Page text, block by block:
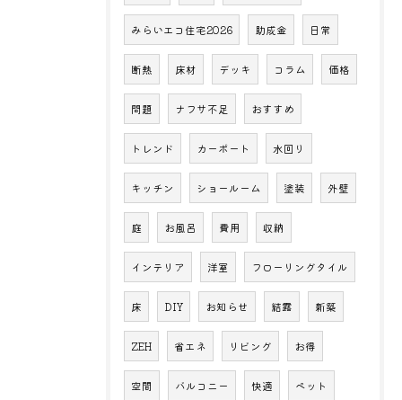
みらいエコ住宅2026 助成金 日常
断熱 床材 デッキ コラム 価格
問題 ナフサ不足 おすすめ
トレンド カーポート 水回り
キッチン ショールーム 塗装 外壁
庭 お風呂 費用 収納
インテリア 洋室 フローリングタイル
床 DIY お知らせ 結露 新築
ZEH 省エネ リビング お得
空間 バルコニー 快適 ペット